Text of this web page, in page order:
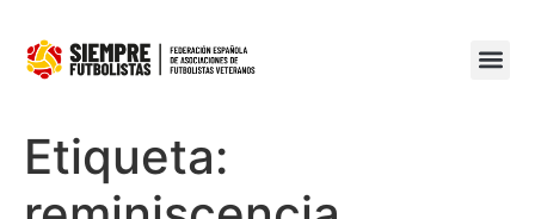
Etiqueta: